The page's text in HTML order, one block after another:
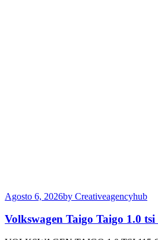
Agosto 6, 2026by Creativeagencyhub
Volkswagen Taigo Taigo 1.0